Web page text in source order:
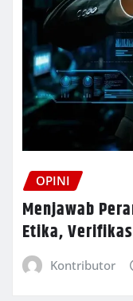
OPINI
Menjawab
Etika,
Kontributor